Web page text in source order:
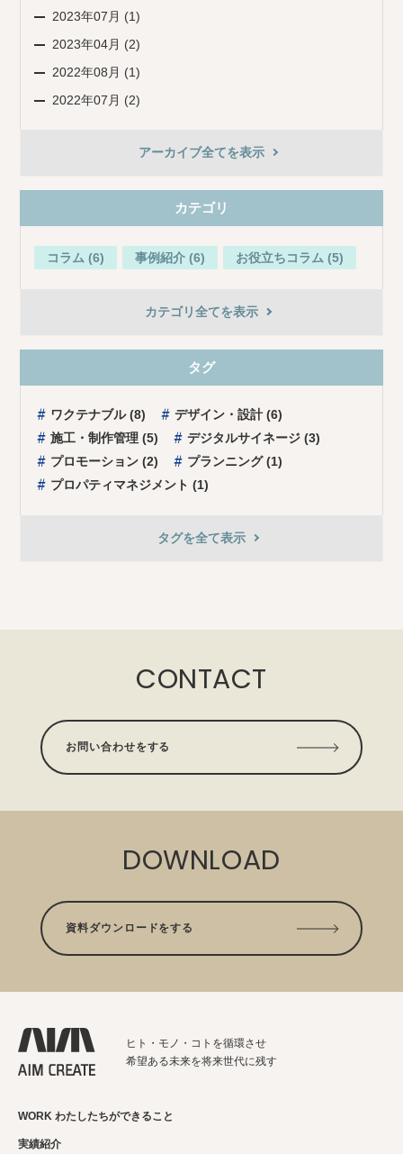
2023年07月 (1)
2023年04月 (2)
2022年08月 (1)
2022年07月 (2)
アーカイブ全てを表示
カテゴリ
コラム (6) 事例紹介 (6) お役立ちコラム (5)
カテゴリ全てを表示
タグ
ワクテナブル (8)
デザイン・設計 (6)
施⼯・制作管理 (5)
デジタルサイネージ (3)
プロモーション (2)
プランニング (1)
プロパティマネジメント (1)
タグを全て表⽰
CONTACT
お問い合わせをする
DOWNLOAD
資料ダウンロードをする
ヒト・モノ・コトを循環させ
希望ある未来を将来世代に残す
WORK わたしたちができること
実績紹介